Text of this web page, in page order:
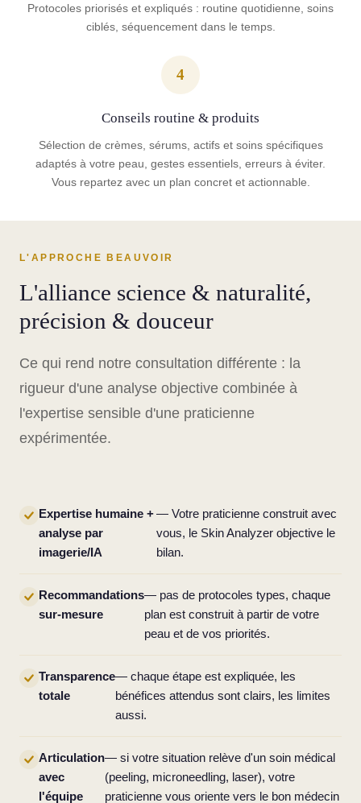
Protocoles priorisés et expliqués : routine quotidienne, soins
ciblés, séquencement dans le temps.
4
Conseils routine & produits
Sélection de crèmes, sérums, actifs et soins spécifiques
adaptés à votre peau, gestes essentiels, erreurs à éviter.
Vous repartez avec un plan concret et actionnable.
L'APPROCHE BEAUVOIR
L'alliance science & naturalité,
précision & douceur
Ce qui rend notre consultation différente : la
rigueur d'une analyse objective combinée à
l'expertise sensible d'une praticienne
expérimentée.
Expertise humaine +
analyse par
imagerie/IA
— Votre praticienne construit avec
vous, le Skin Analyzer objective le
bilan.
Recommandations
sur-mesure
— pas de protocoles types, chaque
plan est construit à partir de votre
peau et de vos priorités.
Transparence
totale
— chaque étape est expliquée, les
bénéfices attendus sont clairs, les limites
aussi.
Articulation
avec
l'équipe
— si votre situation relève d'un soin médical
(peeling, microneedling, laser), votre
praticienne vous oriente vers le bon médecin